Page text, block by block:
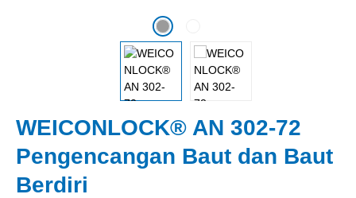
WEICONLOCK® AN 302-72
Pengencangan Baut dan Baut
Berdiri